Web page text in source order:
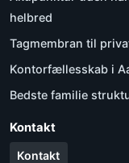
helbred
Tagmembran til
Kontorfællesskab i
Bedste familie
Kontakt
Kontakt